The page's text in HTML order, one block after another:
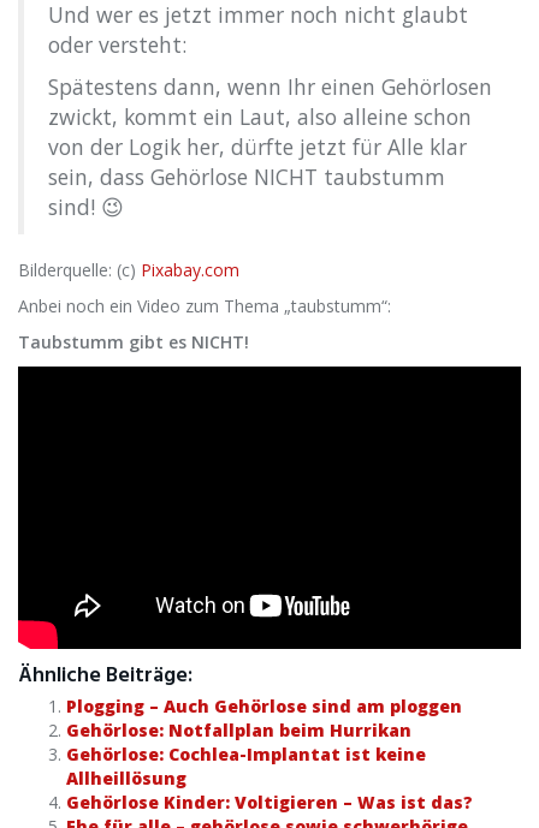
Und wer es jetzt immer noch nicht glaubt
oder versteht:
Spätestens dann, wenn Ihr einen Gehörlosen
zwickt, kommt ein Laut, also alleine schon
von der Logik her, dürfte jetzt für Alle klar
sein, dass Gehörlose NICHT taubstumm
sind! 😉
Bilderquelle: (c) Pixabay.com
Anbei noch ein Video zum Thema „taubstumm“:
Taubstumm gibt es NICHT!
Ähnliche Beiträge:
Plogging – Auch Gehörlose sind am ploggen
Gehörlose: Notfallplan beim Hurrikan
Gehörlose: Cochlea-Implantat ist keine
Allheillösung
Gehörlose Kinder: Voltigieren – Was ist das?